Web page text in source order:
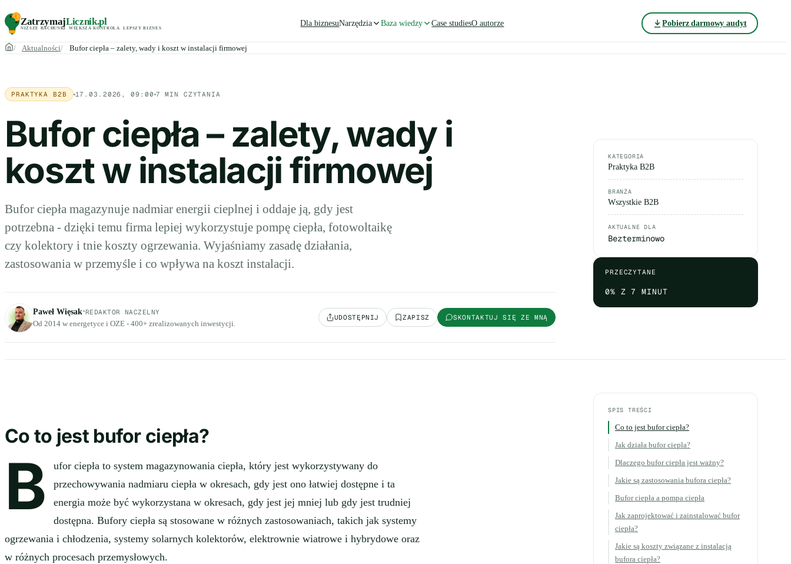
ZatrzymajLicznik.pl
NIŻSZE RACHUNKI WIĘKSZA KONTROLA LEPSZY BIZNES
Dla biznesuNarzędzia Baza wiedzy Case studiesO autorze Pobierz darmowy audyt
Aktualności Bufor ciepła – zalety, wady i koszt w instalacji firmowej
PRAKTYKA B2B 17.03.2026, 09:00 7 MIN CZYTANIA
Bufor ciepła – zalety, wady i
koszt w instalacji firmowej
Bufor ciepła magazynuje nadmiar energii cieplnej i oddaje ją, gdy jest
potrzebna - dzięki temu firma lepiej wykorzystuje pompę ciepła, fotowoltaikę
czy kolektory i tnie koszty ogrzewania. Wyjaśniamy zasadę działania,
zastosowania w przemyśle i co wpływa na koszt instalacji.
Paweł Więsak·REDAKTOR NACZELNY
Od 2014 w energetyce i OZE - 400+ zrealizowanych inwestycji.
UDOSTĘPNIJ ZAPISZ SKONTAKTUJ SIĘ ZE MNĄ
KATEGORIA
Praktyka B2B
BRANŻA
Wszystkie B2B
AKTUALNE DLA
Bezterminowo
PRZECZYTANE
0% Z 7 MINUT
Co to jest bufor ciepła?
B
ufor ciepła to system magazynowania ciepła, który jest wykorzystywany do
przechowywania nadmiaru ciepła w okresach, gdy jest ono łatwiej dostępne i ta
energia może być wykorzystana w okresach, gdy jest jej mniej lub gdy jest trudniej
dostępna. Bufory ciepła są stosowane w różnych zastosowaniach, takich jak systemy
ogrzewania i chłodzenia, systemy solarnych kolektorów, elektrownie wiatrowe i hybrydowe oraz
w różnych procesach przemysłowych.
SPIS TREŚCI
Co to jest bufor ciepła?
Jak działa bufor ciepła?
Dlaczego bufor ciepła jest ważny?
Jakie są zastosowania bufora ciepła?
Bufor ciepła a pompa ciepła
Jak zaprojektować i zainstalować bufor
ciepła?
Jakie są koszty związane z instalacją
bufora ciepła?